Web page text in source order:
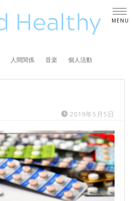
人間関係 音楽 個人活動
2019年5月5日